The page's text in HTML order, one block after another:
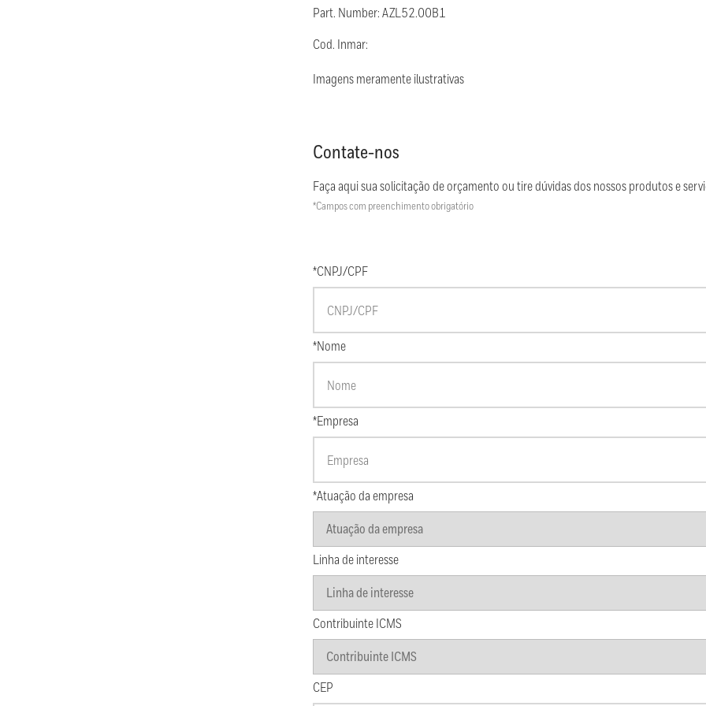
Part. Number: AZL52.00B1
Cod. Inmar:
Imagens meramente ilustrativas
Contate-nos
Faça aqui sua solicitação de orçamento ou tire dúvidas dos nossos produtos e
*Campos com preenchimento obrigatório
*CNPJ/CPF
*Nome
*Empresa
*Atuação da empresa
Linha de interesse
Contribuinte ICMS
CEP